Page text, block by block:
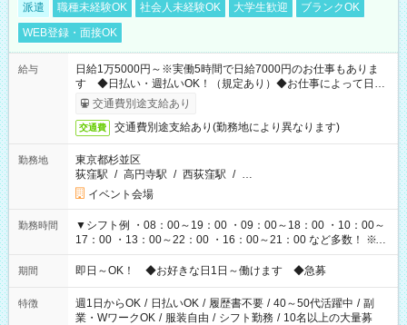
派遣 職種未経験OK 社会人未経験OK 大学生歓迎
ブランクOK
WEB登録・面接OK
給与
日給1万5000円～※実働5時間で日給7000円のお仕事もありま
す ◆日払い・週払いOK！（規定あり）◆お仕事によって日給
も異なります
交通費別途支給あり
交通費 交通費別途支給あり(勤務地により異なります)
勤務地
東京都杉並区
荻窪駅 / 高円寺駅 / 西荻窪駅 / …
イベント会場
勤務時間
▼シフト例 ・08：00～19：00 ・09：00～18：00 ・10：00～
17：00 ・13：00～22：00 ・16：00～21：00 など多数！ ※お
仕事により勤務時間が異なります
期間 即日～OK！ ◆お好きな日1日～働けます ◆急募
特徴 週1日からOK / 日払いOK / 履歴書不要 / 40～50代活躍中 / 副
業・WワークOK / 服装自由 / シフト勤務 / 10名以上の大量募